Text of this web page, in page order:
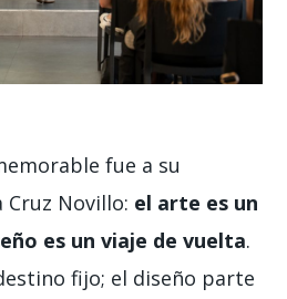
fue a su
Cruz Novillo: el arte es un
es un viaje de vuelta.
fijo; el diseño parte